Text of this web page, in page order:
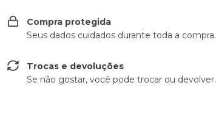
Compra protegida
Seus dados cuidados durante toda a compra.
Trocas e devoluções
Se não gostar, você pode trocar ou devolver.